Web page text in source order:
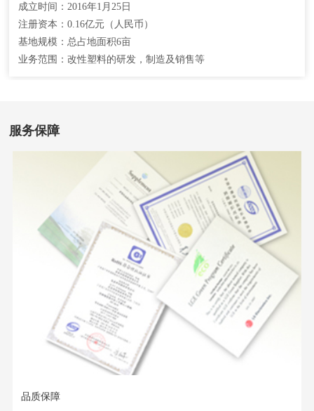
成立时间：2016年1月25日
注册资本：0.16亿元（人民币）
基地规模：总占地面积6亩
业务范围：改性塑料的研发，制造及销售等
服务保障
品质保障